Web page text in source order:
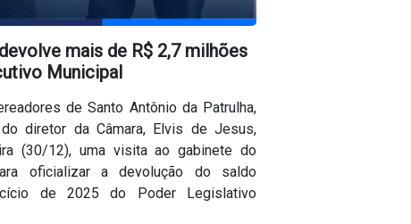
mais de R$ 2,7 milhões
Municipal
de Santo Antônio da Patrulha,
diretor da Câmara, Elvis de Jesus,
(30/12), uma visita ao gabinete do
oficializar a devolução do saldo
de 2025 do Poder Legislativo